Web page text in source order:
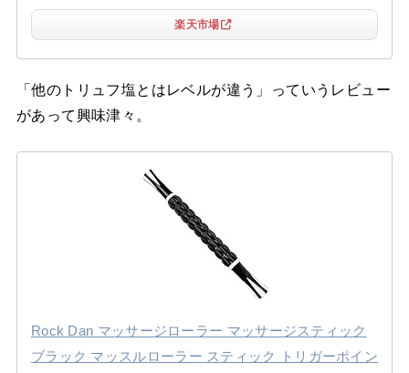
楽天市場
「他のトリュフ塩とはレベルが違う」っていうレビュー
があって興味津々。
Rock Dan マッサージローラー マッサージスティック
ブラック マッスルローラー スティック トリガーポイン